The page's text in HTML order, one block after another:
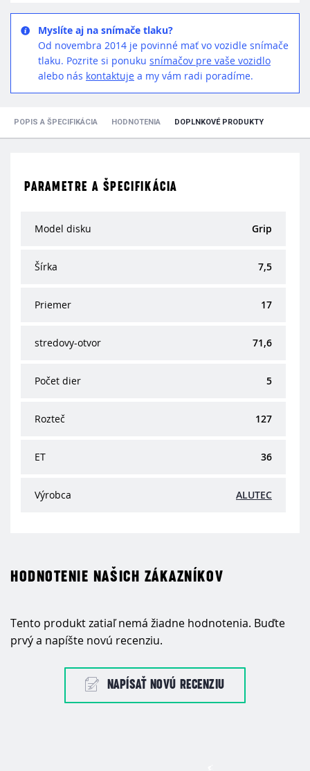
Myslíte aj na snímače tlaku?
Od novembra 2014 je povinné mať vo vozidle snímače
tlaku. Pozrite si ponuku snímačov pre vaše vozidlo
alebo nás kontaktuje a my vám radi poradíme.
POPIS A ŠPECIFIKÁCIA HODNOTENIA DOPLNKOVÉ PRODUKTY
PARAMETRE A ŠPECIFIKÁCIA
Model disku Grip
Šírka 7,5
Priemer 17
stredovy-otvor 71,6
Počet dier 5
Rozteč 127
ET 36
Výrobca ALUTEC
HODNOTENIE NAŠICH ZÁKAZNÍKOV
Tento produkt zatiaľ nemá žiadne hodnotenia. Buďte
prvý a napíšte novú recenziu.
NAPÍSAŤ NOVÚ RECENZIU